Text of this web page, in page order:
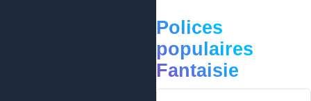
Polices
populaires
Fantaisie